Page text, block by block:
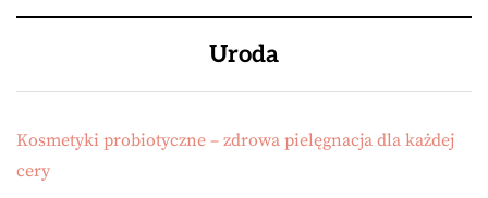
Uroda
Kosmetyki probiotyczne – zdrowa pielęgnacja dla każdej
cery